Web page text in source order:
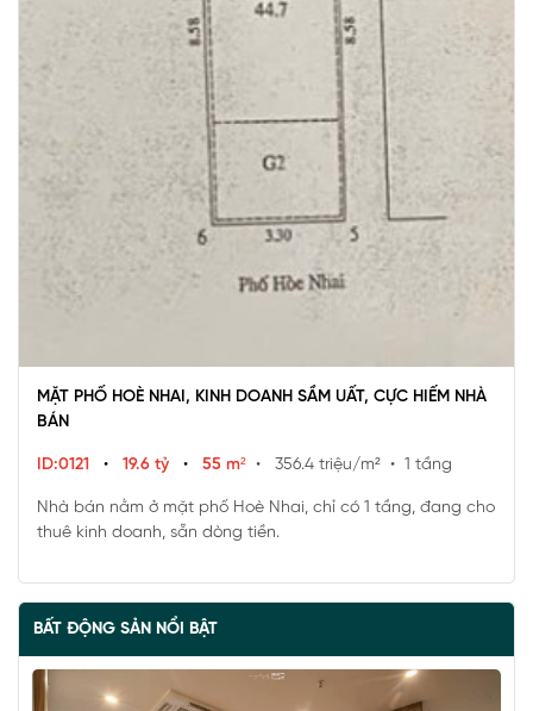
MẶT PHỐ HOÈ NHAI, KINH DOANH SẦM UẤT, CỰC HIẾM NHÀ
BÁN
ID:0121 • 19.6 tỷ • 55 m² • 356.4 triệu/m² • 1 tầng
Nhà bán nằm ở mặt phố Hoè Nhai, chỉ có 1 tầng, đang cho
thuê kinh doanh, sẵn dòng tiền.
BẤT ĐỘNG SẢN NỔI BẬT